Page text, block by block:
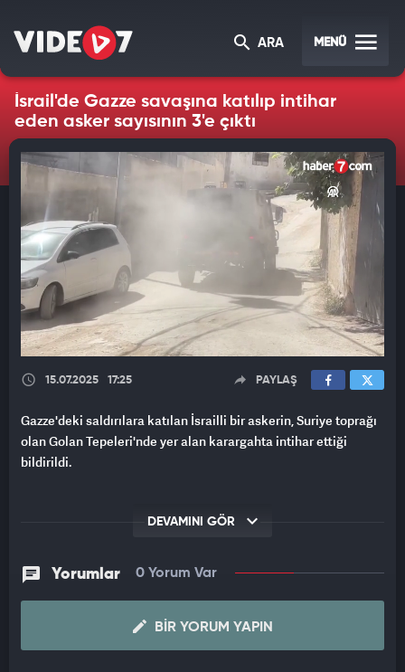
ARA MENÜ
İsrail'de Gazze savaşına katılıp intihar
eden asker sayısının 3'e çıktı
15.07.2025 17:25 PAYLAŞ
Gazze'deki saldırılara katılan İsrailli bir askerin, Suriye toprağı
olan Golan Tepeleri'nde yer alan karargahta intihar ettiği
bildirildi.
DEVAMINI GÖR
Yorumlar 0 Yorum Var
BIR YORUM YAPIN